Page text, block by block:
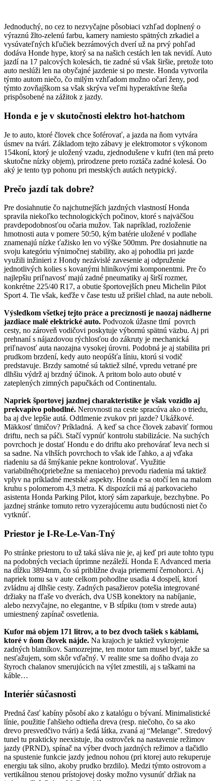
Jednoduchý, no cez to nezvyčajne pôsobiaci vzhľad doplnený o
výraznú žlto-zelenú farbu, kamery namiesto spätných zrkadiel a
vysúvateľných kľučiek bezrámových dverí už na prvý pohľad
dodáva Honde hype, ktorý sa na našich cestách len tak nevidí. Auto
jazdí na 17 palcových kolesách, tie zadné sú však širšie, pretože toto
auto neslúži len na obyčajné jazdenie si po meste. Honda vytvorila
týmto autom niečo, čo milým vzhľadom možno očarí ženy, pod
týmto zovňajškom sa však skrýva veľmi hyperaktívne šteňa
prispôsobené na zážitok z jazdy.
Honda e je v skutočnosti elektro hot-hatchom
Je to auto, ktoré človek chce šoférovať, a jazda na ňom vytvára
úsmev na tvári. Základom tejto zábavy je elektromotor s výkonom
154koní, ktorý je uložený vzadu, zjednodušene v kufri (ten má preto
skutočne nízky objem), prirodzene preto roztáča zadné kolesá. Oo
aký je tento typ pohonu pri mestských autách netypický.
Prečo jazdí tak dobre?
Pre dosiahnutie čo najchutnejších jazdných vlastností Honda
spravila niekoľko technologických počinov, ktoré s najväčšou
pravdepodobnosťou očaria mužov. Tak napríklad, rozloženie
hmotnosti auta v pomere 50:50, kým batérie uložené v podlahe
znamenajú nízke ťažisko len vo výške 500mm. Pre dosiahnutie na
svoju kategóriu výnimočnej stability, ako aj pohodlia pri jazde
využili inžinieri z Hondy nezávislé zavesenie aj odpruženie
jednotlivých kolies s kovanými hliníkovými komponentmi. Pre čo
najlepšiu priľnavosť majú zadné pneumatiky aj širší rozmer,
konkrétne 225/40 R17, a obutie športovejších pneu Michelin Pilot
Sport 4. Tie však, keďže v čase testu už prišiel chlad, na aute neboli.
Výsledkom všetkej tejto práce a precíznosti je naozaj nádherne
jazdiace malé elektrické auto. Podvozok úžasne tlmí povrch
cesty, no zároveň vodičovi poskytuje výbornú spätnú väzbu. Aj pri
prehnaní s nájazdovou rýchlosťou do zákruty je mechanická
priľnavosť auta naozajna vysokej úrovni. Podobná je aj stabilita pri
prudkom brzdení, kedy auto neopúšťa líniu, ktorú si vodič
predstavuje. Brzdy samotné sú taktiež silné, vpredu vetrané pre
dlhšiu výdrž aj brzdný účinok. A pritom bolo auto obuté v
zateplených zimných papučkách od Continentalu.
Napriek športovej jazdnej charakteristike je však vozidlo aj
prekvapivo pohodlné. Nerovnosti na ceste spracúva ako o triedu,
ba aj dve lepšie autá. Odtlmenie zvukov pri jazde? Ukážkové.
Mäkkosť tlmičov? Príkladná. A keď sa chce človek zabaviť formou
driftu, nech sa páči. Stačí vypnúť kontrolu stabilizácie. Na suchých
povrchoch je dostať Hondu e do driftu ako prehovárať leva nech si
sa sadne. Na vlhších povrchoch to však ide ľahko, a aj vďaka
riadeniu sa dá šmýkanie pekne kontrolovať. Využitie
variabilného(priebežne sa meniaceho) prevodu riadenia má taktiež
vplyv na príkladné mestské aspekty. Honda e sa otočí len na malom
kruhu s polomerom 4,3 metra. K dispozícii má aj parkovacieho
asistenta Honda Parking Pilot, ktorý sám zaparkuje, bezchybne. Po
jazdnej stránke tomuto retro vyzerajúcemu autu budúcnosti niet čo
vytknúť.
Priestor je I-Re-Le-Van-Tný
Po stránke priestoru to už taká sláva nie je, aj keď pri aute tohto typu
na podobných veciach úprimne nezáleží. Honda E Advanced meria
na dĺžku 3894mm, čo sú približne dvaja priemerní černohorci. Aj
napriek tomu sa v aute celkom pohodlne usadia 4 dospelí, ktorí
zvládnu aj dlhšie cesty. Zadných pasažierov potešia integrované
držiaky na fľaše vo dverách, dva USB konektory na nabíjanie,
alebo nezvyčajne, no elegantne, v B stĺpiku (tom v strede auta)
umiestnený zapínač osvetlenia.
Kufor má objem 171 litrov, a to bez dvoch tašiek s káblami,
ktoré v ňom človek nájde. Na krajoch je taktiež vykrojenie
zadných blatníkov. Samozrejme, ten motor tam musel byť, takže sa
nesťažujem, som skôr vďačný. V realite sme sa doňho dvaja zo
štyroch chalanov smerujúcich na výlet zmestili, aj s taškami na
káble…
Interiér súčasnosti
Predná časť kabíny pôsobí ako z katalógu o bývaní. Minimalistické
línie, použitie ľahšieho odtieňa dreva (resp. niečoho, čo sa ako
drevo presvedčivo tvári) a šedá látka, zvaná aj “Melange”. Stredový
tunel tu prakticky neexistuje, iba ostrovček na nastavenie režimov
jazdy (PRND), spínač na výber dvoch jazdných režimov a tlačidlo
na spustenie funkcie jazdy jednou nohou (pri ktorej auto rekuperuje
energiu tak silno, akoby prudko brzdilo). Medzi týmto ostrovom a
vertikálnou stenou prístojovej dosky možno vysunúť držiak na